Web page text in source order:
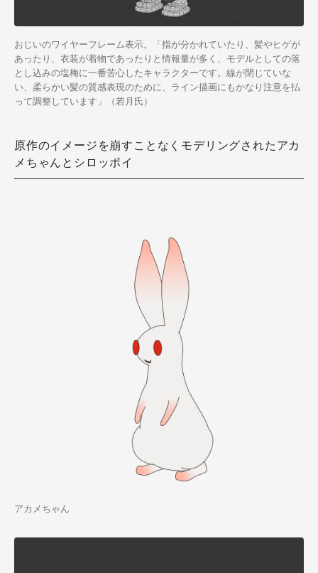
おじいのワイヤーフレーム表示。「指が分かれていたり、髪やヒゲが
あったり、衣装が着物であったりと情報量が多く、モデルとしての落
とし込みの塩梅に一番苦心したキャラクターです。線が閉じていな
い、柔らかい髪の質感表現のために、ライン描画にもかなり注意を払
って調整しています」（若月氏）
原作のイメージを崩すことなくモデリングされたアカ
メちゃんとシロッポイ
アカメちゃん